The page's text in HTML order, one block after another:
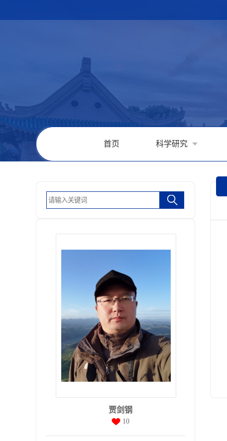
首页 科学研究
贾剑钢
10